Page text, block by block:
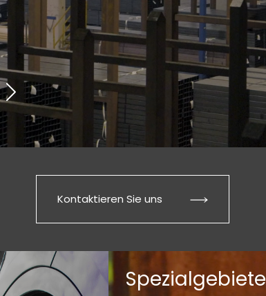
Weiter
Kontaktieren Sie uns
Spezialgebiete